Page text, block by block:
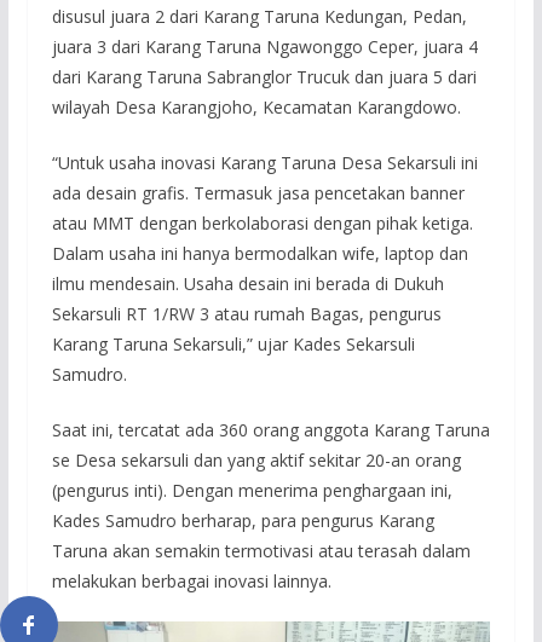
disusul juara 2 dari Karang Taruna Kedungan, Pedan,
juara 3 dari Karang Taruna Ngawonggo Ceper, juara 4
dari Karang Taruna Sabranglor Trucuk dan juara 5 dari
wilayah Desa Karangjoho, Kecamatan Karangdowo.
“Untuk usaha inovasi Karang Taruna Desa Sekarsuli ini
ada desain grafis. Termasuk jasa pencetakan banner
atau MMT dengan berkolaborasi dengan pihak ketiga.
Dalam usaha ini hanya bermodalkan wife, laptop dan
ilmu mendesain. Usaha desain ini berada di Dukuh
Sekarsuli RT 1/RW 3 atau rumah Bagas, pengurus
Karang Taruna Sekarsuli,” ujar Kades Sekarsuli
Samudro.
Saat ini, tercatat ada 360 orang anggota Karang Taruna
se Desa sekarsuli dan yang aktif sekitar 20-an orang
(pengurus inti). Dengan menerima penghargaan ini,
Kades Samudro berharap, para pengurus Karang
Taruna akan semakin termotivasi atau terasah dalam
melakukan berbagai inovasi lainnya.